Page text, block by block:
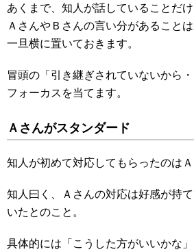
あくまで、知人が話していることだけ
ＡさんやＢさんの言い分があること
一旦横に置いておきます。
冒頭の「引き継ぎされていないから
フォーカスを当てます。
Ａさんがスタンダード
知人が初めて対応してもらったのはＡ
知人曰く、Ａさんの対応は好感が持
いたとのこと。
具体的には「こうした方がいいかな」